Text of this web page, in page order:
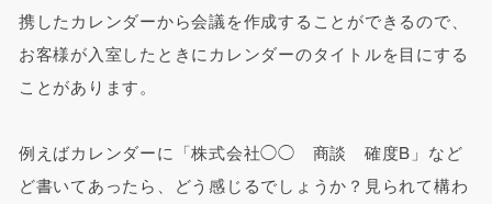
携したカレンダーから会議を作成することができるので、
お客様が入室したときにカレンダーのタイトルを目にする
ことがあります。
例えばカレンダーに「株式会社◯◯ 商談 確度B」など
ど書いてあったら、どう感じるでしょうか？見られて構わ